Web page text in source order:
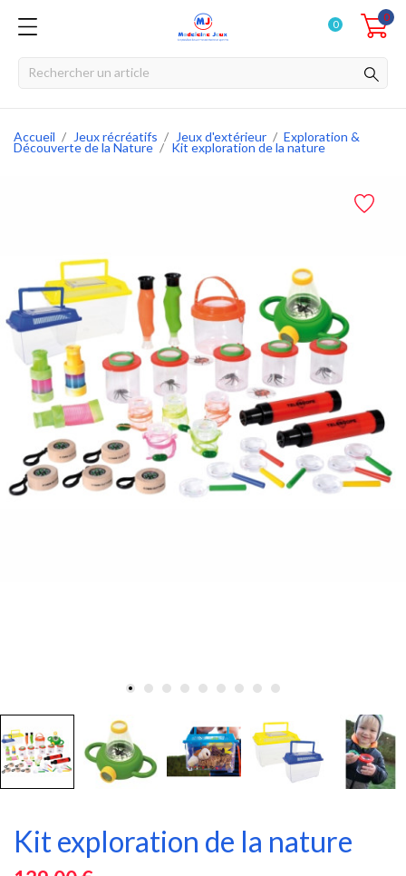
0
0
Accueil Jeux récréatifs Jeux d'extérieur Exploration &
Découverte de la Nature Kit exploration de la nature
Kit exploration de la nature